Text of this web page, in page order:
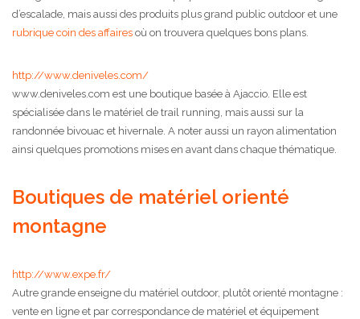
d’escalade, mais aussi des produits plus grand public outdoor et une
rubrique coin des affaires où on trouvera quelques bons plans.
http://www.deniveles.com/
www.deniveles.com est une boutique basée à Ajaccio. Elle est
spécialisée dans le matériel de trail running, mais aussi sur la
randonnée bivouac et hivernale. A noter aussi un rayon alimentation
ainsi quelques promotions mises en avant dans chaque thématique.
Boutiques de matériel orienté
montagne
http://www.expe.fr/
Autre grande enseigne du matériel outdoor, plutôt orienté montagne :
vente en ligne et par correspondance de matériel et équipement